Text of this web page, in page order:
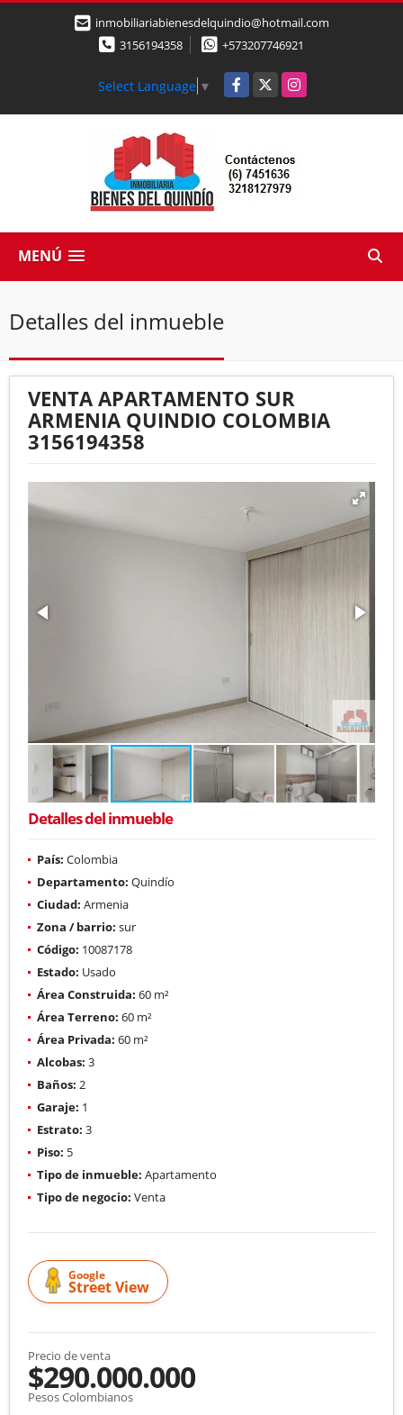
inmobiliariabienesdelquindio@hotmail.com
3156194358
+573207746921
Select Language ▼ Facebook
X Instagram
MENÚ
Detalles del inmueble
VENTA APARTAMENTO SUR
ARMENIA QUINDIO COLOMBIA
3156194358
Detalles del inmueble
País: Colombia
Departamento: Quindío
Ciudad: Armenia
Zona / barrio: sur
Código: 10087178
Estado: Usado
Área Construida: 60 m²
Área Terreno: 60 m²
Área Privada: 60 m²
Alcobas: 3
Baños: 2
Garaje: 1
Estrato: 3
Piso: 5
Tipo de inmueble: Apartamento
Tipo de negocio: Venta
Google
Street View
Precio de venta
$290.000.000
Pesos Colombianos